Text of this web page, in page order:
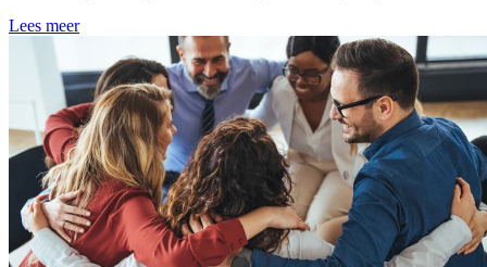
Lees meer